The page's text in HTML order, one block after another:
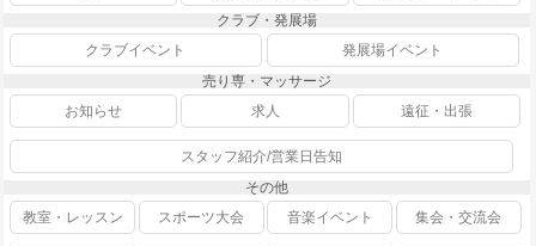
クラブ・発展場
クラブイベント
発展場イベント
売り専・マッサージ
お知らせ
求人 遠征・出張
スタッフ紹介/営業日告知
その他
教室・レッスン
スポーツ大会 音楽イベント 集会・交流会